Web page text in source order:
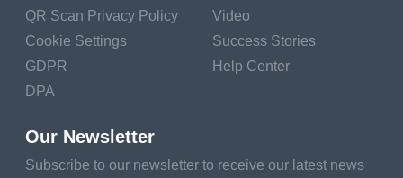
สื่อสารที่มีประสิทธิภาพ
กับลูกค้าเป้าหมาย และ
ยังสามารถโปรโมต
ของคุณได้โดยตรง คุณ
สามารถเพิ่มผลกำไรให้
QR Scan Privacy Policy
Cookie Settings
GDPR
DPA
Video
Success Stories
Help Center
Our Newsletter
Subscribe to our newsletter to receive our latest news